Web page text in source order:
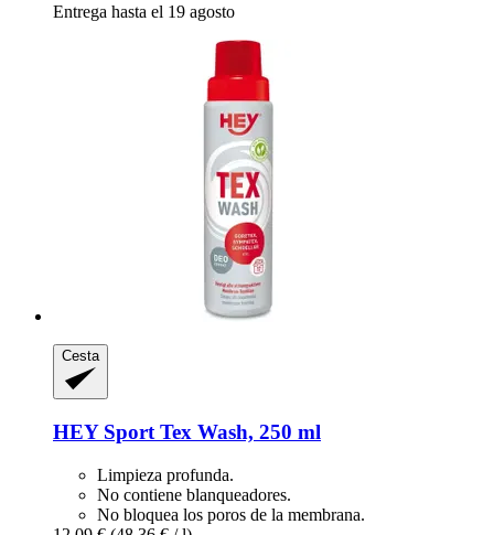
Entrega hasta el 19 agosto
Cesta
HEY Sport Tex Wash, 250 ml
Limpieza profunda.
No contiene blanqueadores.
No bloquea los poros de la membrana.